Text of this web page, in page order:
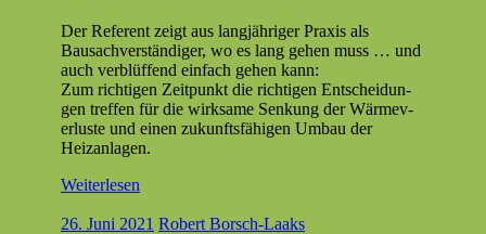
Der Ref­er­ent zeigt aus langjähriger Prax­is als
Bausachver­ständi­ger, wo es lang gehen muss … und
auch verblüf­fend ein­fach gehen kann:
Zum richti­gen Zeit­punkt die richti­gen Entschei­dun­
gen tre­f­fen für die wirk­same Senkung der Wärmev­
er­luste und einen zukun­fts­fähi­gen Umbau der
Heizanlagen.
Weiterlesen
26. Juni 2021 Robert Borsch-Laaks